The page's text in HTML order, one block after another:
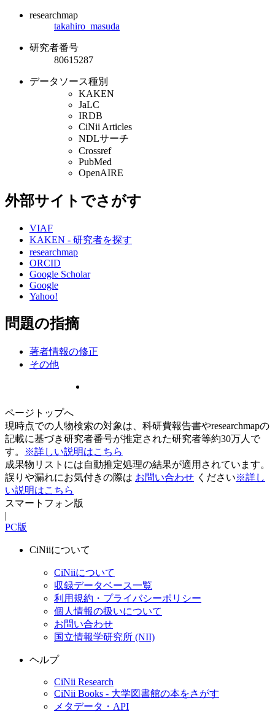
researchmap
takahiro_masuda
研究者番号
80615287
データソース種別
KAKEN
JaLC
IRDB
CiNii Articles
NDLサーチ
Crossref
PubMed
OpenAIRE
外部サイトでさがす
VIAF
KAKEN - 研究者を探す
researchmap
ORCID
Google Scholar
Google
Yahoo!
問題の指摘
著者情報の修正
その他
ページトップへ
現時点での人物検索の対象は、科研費報告書やresearchmapの
記載に基づき研究者番号が推定された研究者等約30万人で
す。
※詳しい説明はこちら
成果物リストには自動推定処理の結果が適用されています。
誤りや漏れにお気付きの際は お問い合わせ ください※詳し
い説明はこちら
スマートフォン版
|
PC版
CiNiiについて
CiNiiについて
収録データベース一覧
利用規約・プライバシーポリシー
個人情報の扱いについて
お問い合わせ
国立情報学研究所 (NII)
ヘルプ
CiNii Research
CiNii Books - 大学図書館の本をさがす
メタデータ・API